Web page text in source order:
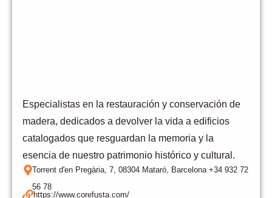
Especialistas en la restauración y conservación de
madera, dedicados a devolver la vida a edificios
catalogados que resguardan la memoria y la
esencia de nuestro patrimonio histórico y cultural.
Torrent d'en Pregària, 7, 08304 Mataró, Barcelona +34 932 72
56 78
https://www.corefusta.com/